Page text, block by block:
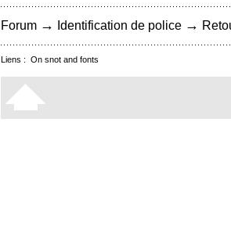
Forum → Identification de police →
Liens : On snot and fonts